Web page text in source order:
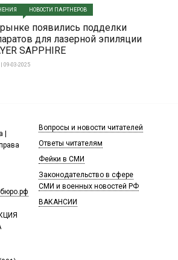
НОВОСТИ ПАРТНЕРОВ
появились подделки
для лазерной эпиляции
SAPPHIRE
09-03-2025
|
Вопросы и новости читателей
Ответы читателям
Фейки в СМИ
Законодательство в сфере
СМИ и военных новостей РФ
ВАКАНСИИ